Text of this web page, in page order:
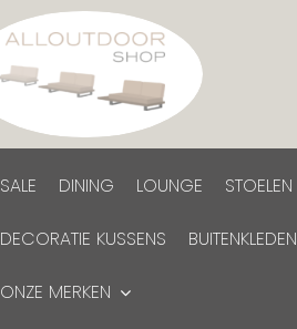
SALE DINING LOUNGE STOELEN
DECORATIE KUSSENS BUITENKLEDEN
ONZE MERKEN